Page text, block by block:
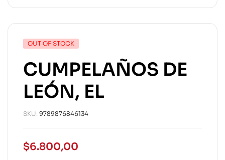
OUT OF STOCK
CUMPELAÑOS DE
LEÓN, EL
SKU: 9789876846134
$6.800,00